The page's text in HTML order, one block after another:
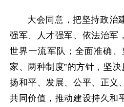
大会同意，把坚持政治
强军、人才强军、依法治军
世界一流军队；全面准确、
家、两种制度”的方针，坚决
扬和平、发展、公平、正义
共同价值，推动建设持久和